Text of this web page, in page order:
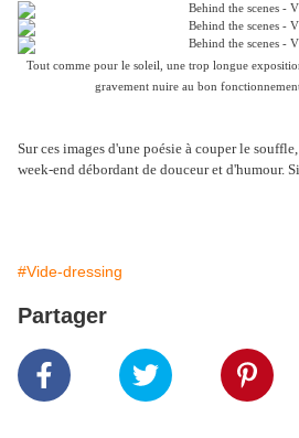
Tout comme pour le soleil, une trop longue
gravement nuire au bon
Sur ces images d'une poésie à couper le
week-end débordant de douceur et d'humour.
#Vide-dressing
Partager